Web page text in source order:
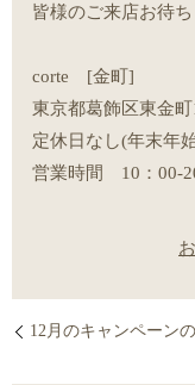
皆様のご来店お待
corte [金町]
東京都葛飾区東金
定休日なし(年末年
営業時間 10：00-
12月のキャンペーン